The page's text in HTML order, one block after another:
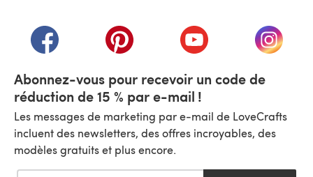
(s'ouvre dans un nouvel onglet)
(s'ouvre dans un nouvel onglet)
(s'ouvre dans un(s'ouvre
Abonnez-vous pour recevoir un code de
réduction de 15 % par e-mail !
Les messages de marketing par e-mail de LoveCrafts
incluent des newsletters, des offres incroyables, des
modèles gratuits et plus encore.